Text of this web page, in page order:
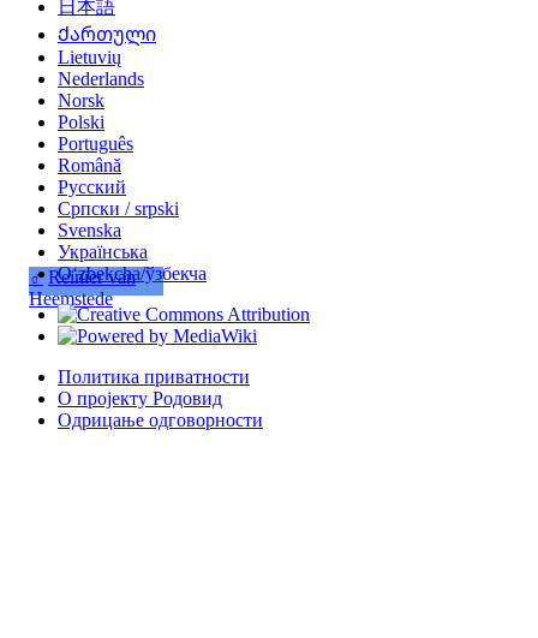
♂ Reinier van
Heemstede
日本語
Ქართული
Lietuvių
Nederlands
Norsk
Polski
Português
Română
Русский
Српски / srpski
Svenska
Українська
Oʻzbekcha/ўзбекча
Политика приватности
О пројекту Родовид
Одрицање одговорности